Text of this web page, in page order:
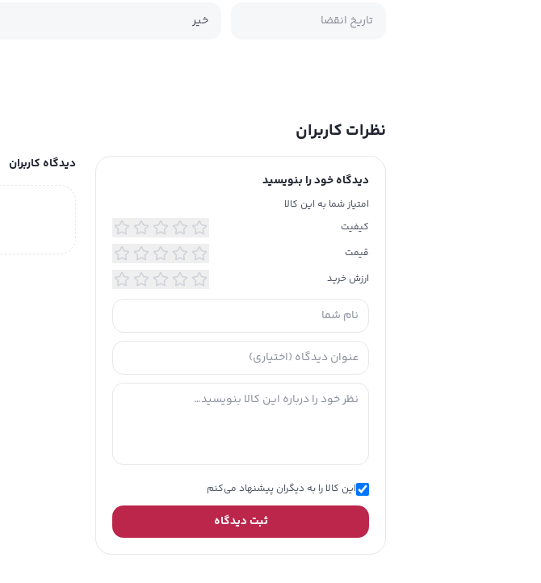
تاریخ انقضا خیر
نظرات کاربران
دیدگاه خود را بنویسید
امتیاز شما به این کالا
کیفیت
قیمت
ارزش خرید
این کالا را به دیگران پیشنهاد می‌کنم
ثبت دیدگاه
دیدگاه کاربران